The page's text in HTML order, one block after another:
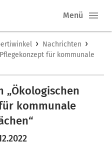
Menü
› Nachrichten ›
für kommunale
„Ökologischen
kommunale